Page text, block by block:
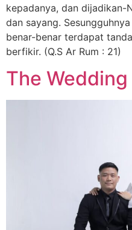
kepadanya, dan dijadikan-
dan sayang.
benar-benar terdapat
berfikir. (Q.S Ar Rum : 21)
The